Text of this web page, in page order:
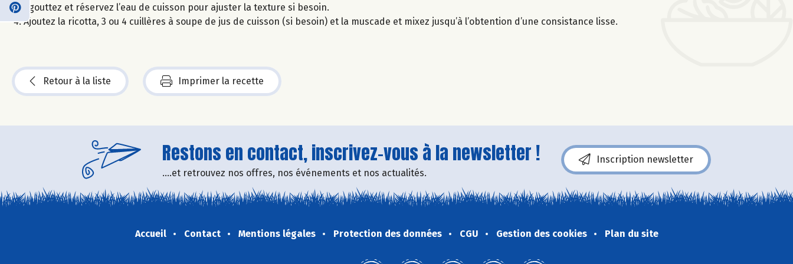
Egouttez et réservez l’eau de cuisson pour ajuster la texture si besoin.
Ajoutez la ricotta, 3 ou 4 cuillères à soupe de jus de cuisson (si besoin) et la muscade et mixez jusqu’à l’obtention d’une consistance lisse.
Retour à la liste Imprimer la recette
Restons en contact, inscrivez-vous à la newsletter !
....et retrouvez nos offres, nos événements et nos actualités.
Inscription newsletter
Accueil Contact Mentions légales Protection des données CGU Gestion des cookies Plan du site